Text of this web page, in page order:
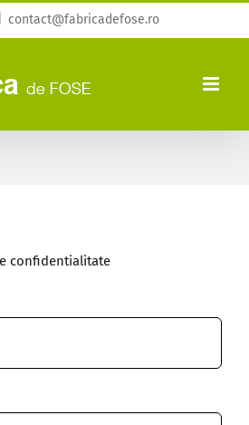
contact@fabricadefose.ro
confidentialitate